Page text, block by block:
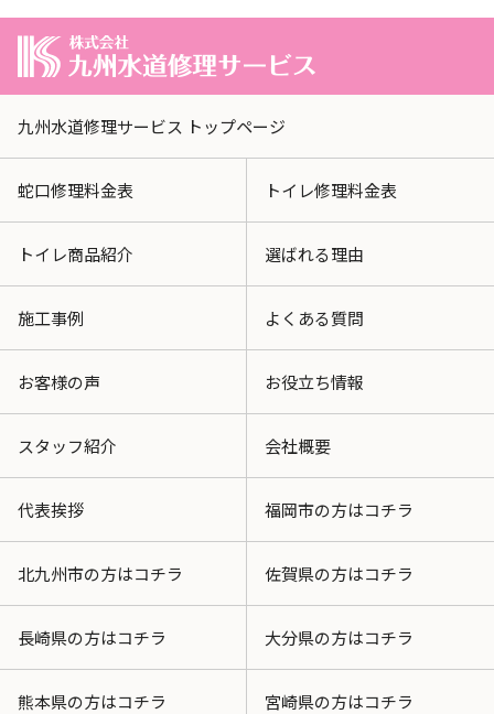
九州水道修理サービス トップページ
蛇口修理料金表 トイレ修理料金表
トイレ商品紹介 選ばれる理由
施工事例 よくある質問
お客様の声 お役立ち情報
スタッフ紹介 会社概要
代表挨拶 福岡市の方はコチラ
北九州市の方はコチラ 佐賀県の方はコチラ
長崎県の方はコチラ 大分県の方はコチラ
熊本県の方はコチラ 宮崎県の方はコチラ